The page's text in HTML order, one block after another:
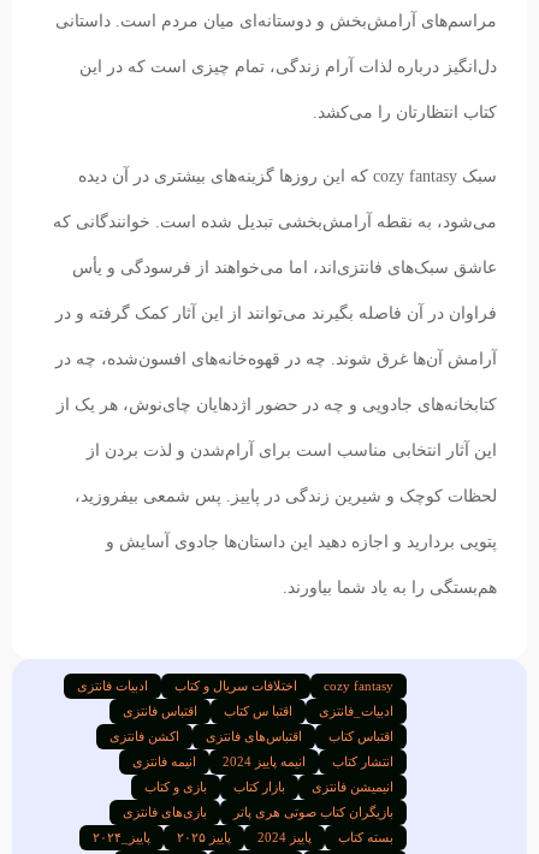
مراسم‌های آرامش‌بخش و دوستانه‌ای میان مردم است. داستانی
دل‌انگیز درباره لذات آرام زندگی، تمام چیزی است که در این
کتاب انتظارتان را می‌کشد.
سبک cozy fantasy که این روز‌ها گزینه‌های بیشتری در آن دیده
می‌شود، به نقطه‌ آرامش‌بخشی تبدیل شده است. خوانندگانی که
عاشق سبک‌های فانتزی‌اند، اما می‌خواهند از فرسودگی و یأس
فراوان در آن فاصله بگیرند می‌توانند از این آثار کمک گرفته و در
آرامش آن‌ها غرق شوند. چه در قهوه‌خانه‌های افسون‌شده، چه در
کتابخانه‌های جادویی و چه در حضور اژدهایان چای‌نوش، هر یک از
این آثار انتخابی مناسب است برای آرام‌شدن و لذت بردن از
لحظات کوچک و شیرین زندگی در پاییز. پس شمعی بیفروزید،
پتویی بردارید و اجازه دهید این داستان‌ها جادوی آسایش و
هم‌بستگی را به یاد شما بیاورند.
cozy fantasy اختلافات سریال و کتاب
ادبیات فانتزی
ادبیات_فانتزی
اقتبا س کتاب
اقتباس فانتزی
اقتبا‌س کتاب
اقتباس‌های فانتزی
اکشن فانتزی
انتشار کتاب
انیمه پاییز 2024
انیمه فانتزی
انیمیشن فانتزی
بازار کتاب
بازی و کتاب
بازیگران کتاب صوتی هری پاتر
بازی‌های فانتزی
بسته کتاب
پاییز 2024 پاییز ۲۰۲۵
پاییز_۲۰۲۴